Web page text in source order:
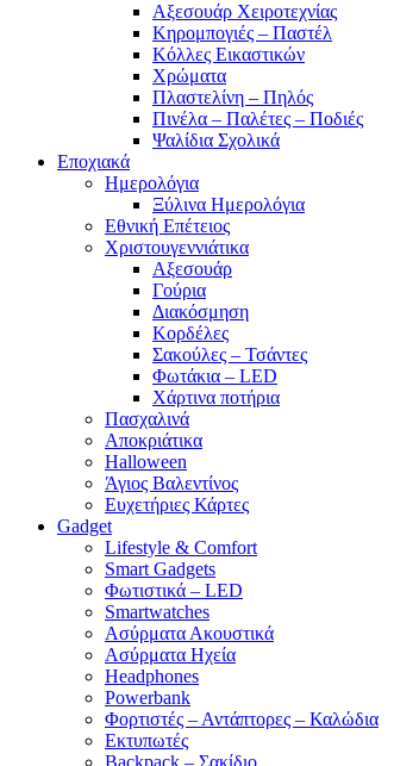
Αξεσουάρ Χειροτεχνίας
Κηρομπογιές – Παστέλ
Κόλλες Εικαστικών
Χρώματα
Πλαστελίνη – Πηλός
Πινέλα – Παλέτες – Ποδιές
Ψαλίδια Σχολικά
Εποχιακά
Ημερολόγια
Ξύλινα Ημερολόγια
Εθνική Επέτειος
Χριστουγεννιάτικα
Αξεσουάρ
Γούρια
Διακόσμηση
Κορδέλες
Σακούλες – Τσάντες
Φωτάκια – LED
Χάρτινα ποτήρια
Πασχαλινά
Αποκριάτικα
Halloween
Άγιος Βαλεντίνος
Ευχετήριες Κάρτες
Gadget
Lifestyle & Comfort
Smart Gadgets
Φωτιστικά – LED
Smartwatches
Ασύρματα Ακουστικά
Ασύρματα Ηχεία
Headphones
Powerbank
Φορτιστές – Αντάπτορες – Καλώδια
Εκτυπωτές
Backpack – Σακίδιο